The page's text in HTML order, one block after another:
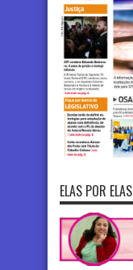
ELAS POR ELAS